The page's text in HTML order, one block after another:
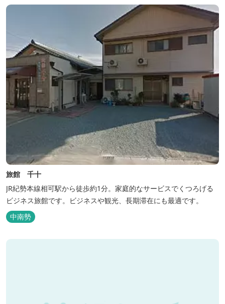
旅館 千十
JR紀勢本線相可駅から徒歩約1分。家庭的なサービスでくつろげる
ビジネス旅館です。ビジネスや観光、長期滞在にも最適です。
中南勢